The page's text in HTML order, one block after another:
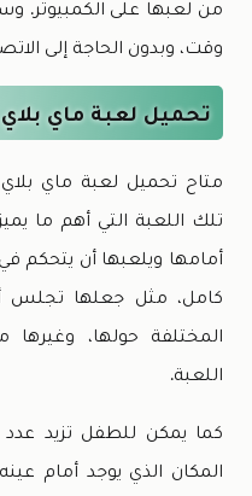
من لعبها على
وقت، وبدون الحاجة إلى
تحميل لعبة ماي
متاح تحميل لعبة ماي
تلك اللعبة التي أهم ما
أمامها ويلعبها أن يتحكم
كامل، مثل جعلها تجلس
المختلفة حولها، وغيرها
اللعبة.
كما يمكن للطفل تزيد
المكان الذي يوجد أمام